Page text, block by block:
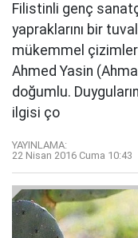
Filistinli genç
yapraklarını bir
mükemmel çizimler
Ahmed Yasin
doğumlu.
ilgisi ço
YAYINLAMA:
22 Nisan 2016 Cuma 10:43